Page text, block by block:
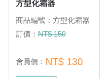
方型化霜器
商品編號：方型化霜器
訂價：NT$ 150
會員價： NT$ 130